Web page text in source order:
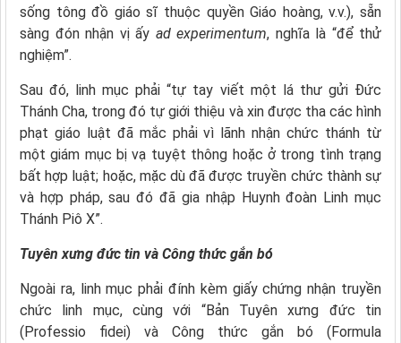
sống tông đồ giáo sĩ thuộc quyền Giáo hoàng, v.v.), sẵn
sàng đón nhận vị ấy ad experimentum, nghĩa là “để thử
nghiệm”.
Sau đó, linh mục phải “tự tay viết một lá thư gửi Đức
Thánh Cha, trong đó tự giới thiệu và xin được tha các hình
phạt giáo luật đã mắc phải vì lãnh nhận chức thánh từ
một giám mục bị vạ tuyệt thông hoặc ở trong tình trạng
bất hợp luật; hoặc, mặc dù đã được truyền chức thành sự
và hợp pháp, sau đó đã gia nhập Huynh đoàn Linh mục
Thánh Piô X”.
Tuyên xưng đức tin và Công thức gắn bó
Ngoài ra, linh mục phải đính kèm giấy chứng nhận truyền
chức linh mục, cùng với “Bản Tuyên xưng đức tin
(Professio fidei)
và Công thức gắn bó (Formula